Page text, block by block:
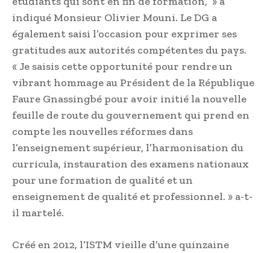
indiqué Monsieur Olivier Mouni. Le DG a
également saisi l’occasion pour exprimer ses
gratitudes aux autorités compétentes du pays.
« Je saisis cette opportunité pour rendre un
vibrant hommage au Président de la République
Faure Gnassingbé pour avoir initié la nouvelle
feuille de route du gouvernement qui prend en
compte les nouvelles réformes dans
l’enseignement supérieur, l’harmonisation du
curricula, instauration des examens nationaux
pour une formation de qualité et un
enseignement de qualité et professionnel. » a-t-
il martelé.
Créé en 2012, l’ISTM vieille d’une quinzaine